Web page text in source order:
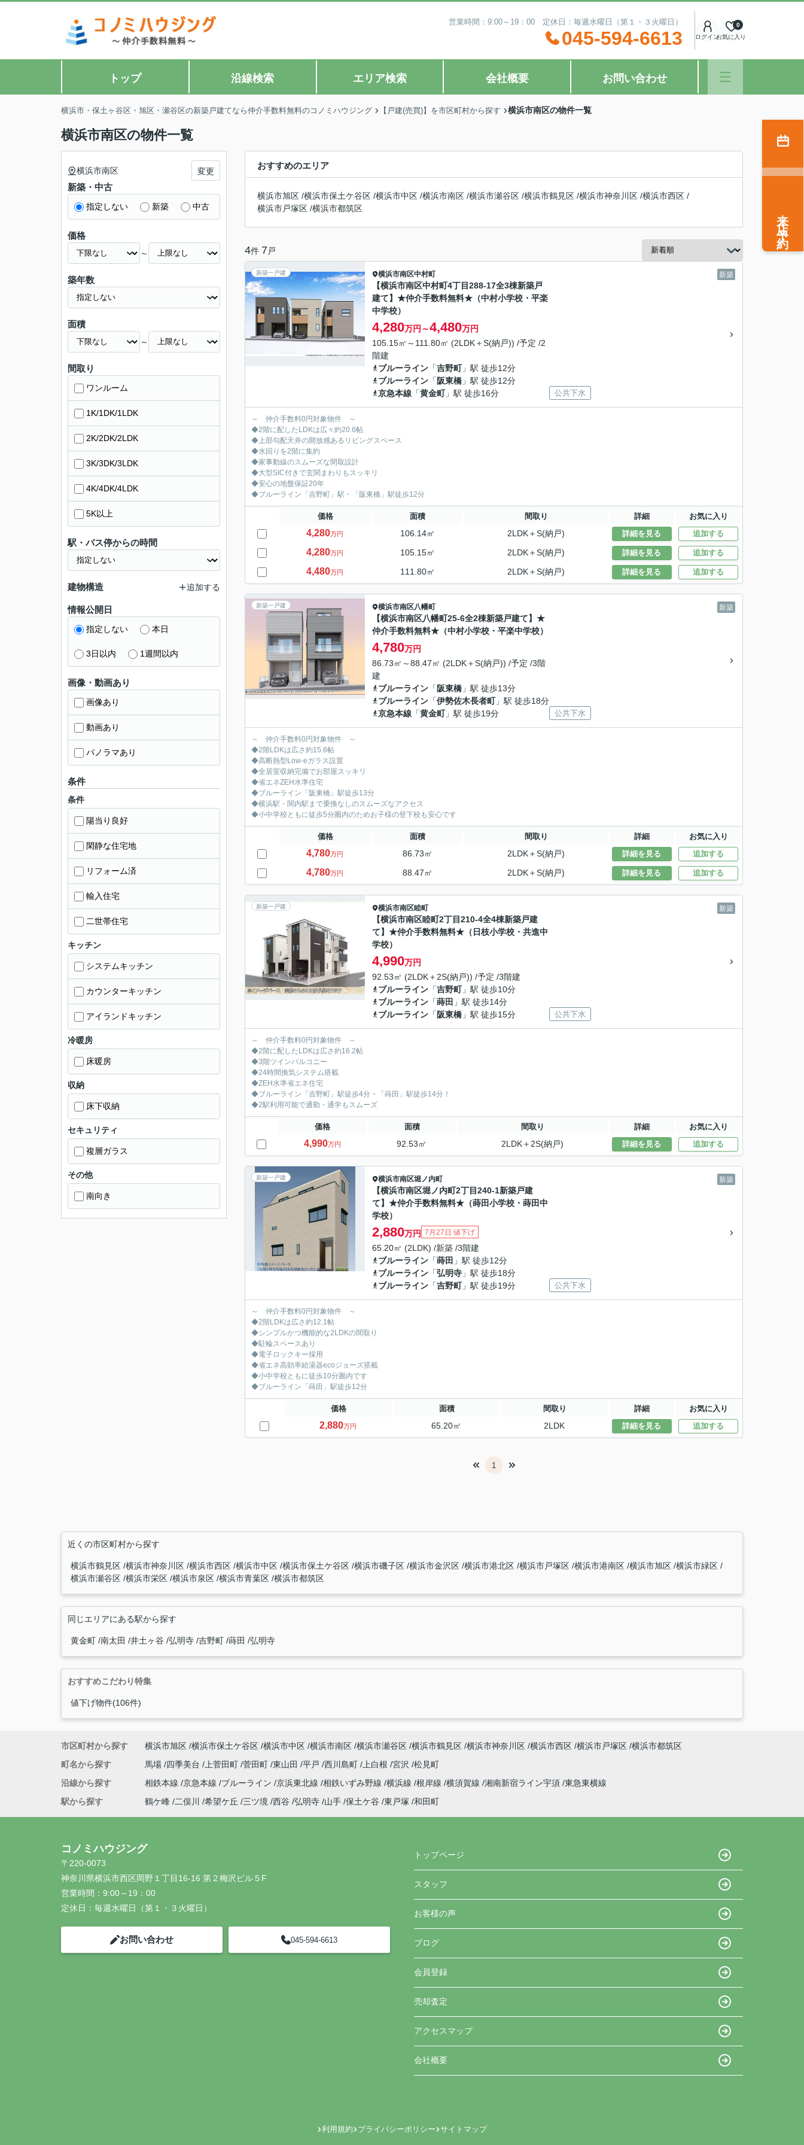
営業時間：9:00～19：00 定休日：毎週水曜日（第１・３火曜日）
045-594-6613 ログインお気に入り
0
トップ 沿線検索 エリア検索 会社概要 お問い合わせ
横浜市・保土ヶ谷区・旭区・瀬谷区の新築戸建てなら仲介手数料無料のコノミハウジング 【戸建(売買)】を市区町村から探す 横浜市南区の物件一覧
横浜市南区の物件一覧
おすすめのエリア
横浜市旭区 /横浜市保土ケ谷区 /横浜市中区 /横浜市南区 /横浜市瀬谷区 /横浜市鶴見区 /横浜市神奈川区 /横浜市西区 /
横浜市戸塚区 /横浜市都筑区
4件 7戸
新築一戸建 新築
横浜市南区中村町
【横浜市南区中村町4丁目288-17全3棟新築戸
建て】★仲介手数料無料★（中村小学校・平楽
中学校）
4,280万円～4,480万円
105.15㎡～111.80㎡ (2LDK＋S(納戸)) /予定 /2
階建
ブルーライン 「吉野町」駅 徒歩12分
ブルーライン 「 阪東橋 」駅 徒歩12分
京急本線 「黄金町」駅 徒歩16分 公共下水
～ 仲介手数料0円対象物件 ～
◆2階に配したLDKは広々約20.6帖
◆上部勾配天井の開放感あるリビングスペース
◆水回りを2階に集約
◆家事動線のスムーズな間取設計
◆大型SIC付きで玄関まわりもスッキリ
◆安心の地盤保証20年
◆ブルーライン「吉野町」駅・「阪東橋」駅徒歩12分
価格 面積 間取り 詳細 お気に入り
4,280万円 106.14㎡ 2LDK＋S(納戸) 詳細を見る 追加する
4,280万円 105.15㎡ 2LDK＋S(納戸) 詳細を見る 追加する
4,480万円 111.80㎡ 2LDK＋S(納戸) 詳細を見る 追加する
新築一戸建 新築
横浜市南区八幡町
【横浜市南区八幡町25-6全2棟新築戸建て】★
仲介手数料無料★（中村小学校・平楽中学校）
4,780万円
86.73㎡～88.47㎡ (2LDK＋S(納戸)) /予定 /3階
建
ブルーライン 「 阪東橋 」駅 徒歩13分
ブルーライン 「伊勢佐木長者町」駅 徒歩18分
京急本線 「黄金町」駅 徒歩19分 公共下水
～ 仲介手数料0円対象物件 ～
◆2階LDKは広さ約15.6帖
◆高断熱型Low-eガラス設置
◆全居室収納完備でお部屋スッキリ
◆省エネZEH水準住宅
◆ブルーライン「阪東橋」駅徒歩13分
◆横浜駅・関内駅まで乗換なしのスムーズなアクセス
◆小中学校ともに徒歩5分圏内のためお子様の登下校も安心です
価格 面積 間取り 詳細 お気に入り
4,780万円 86.73㎡ 2LDK＋S(納戸) 詳細を見る 追加する
4,780万円 88.47㎡ 2LDK＋S(納戸) 詳細を見る 追加する
新築一戸建 新築
横浜市南区睦町
【横浜市南区睦町2丁目210-4全4棟新築戸建
て】★仲介手数料無料★（日枝小学校・共進中
学校）
4,990万円
92.53㎡ (2LDK＋2S(納戸)) /予定 /3階建
ブルーライン 「吉野町」駅 徒歩10分
ブルーライン 「蒔田 」駅 徒歩14分
ブルーライン 「 阪東橋 」駅 徒歩15分 公共下水
～ 仲介手数料0円対象物件 ～
◆2階に配したLDKは広さ約16.2帖
◆3階ツインバルコニー
◆24時間換気システム搭載
◆ZEH水準省エネ住宅
◆ブルーライン「吉野町」駅徒歩4分・「蒔田」駅徒歩14分！
◆2駅利用可能で通勤・通学もスムーズ
価格 面積 間取り 詳細 お気に入り
4,990万円 92.53㎡ 2LDK＋2S(納戸) 詳細を見る 追加する
新築一戸建 新築
横浜市南区堀ノ内町
【横浜市南区堀ノ内町2丁目240-1新築戸建
て】★仲介手数料無料★（蒔田小学校・蒔田中
学校）
2,880万円 7月27日 値下げ
65.20㎡ (2LDK) /新築 /3階建
ブルーライン 「蒔田 」駅 徒歩12分
ブルーライン 「弘明寺 」駅 徒歩18分
ブルーライン 「吉野町」駅 徒歩19分 公共下水
～ 仲介手数料0円対象物件 ～
◆2階LDKは広さ約12.1帖
◆シンプルかつ機能的な2LDKの間取り
◆駐輪スペースあり
◆電子ロックキー採用
◆省エネ高効率給湯器ecoジョーズ搭載
◆小中学校ともに徒歩10分圏内です
◆ブルーライン「蒔田」駅徒歩12分
価格 面積 間取り 詳細 お気に入り
2,880万円 65.20㎡ 2LDK 詳細を見る 追加する
1
横浜市南区 変更
新築・中古
指定しない 新築 中古
価格
～
築年数
面積
～
間取り
ワンルーム
1K/1DK/1LDK
2K/2DK/2LDK
3K/3DK/3LDK
4K/4DK/4LDK
5K以上
駅・バス停からの時間
建物構造 追加する
情報公開日
指定しない 本日
3日以内 1週間以内
画像・動画あり
画像あり
動画あり
パノラマあり
条件
条件
陽当り良好
閑静な住宅地
リフォーム済
輸入住宅
二世帯住宅
キッチン
システムキッチン
カウンターキッチン
アイランドキッチン
冷暖房
床暖房
収納
床下収納
セキュリティ
複層ガラス
その他
南向き
近くの市区町村から探す
横浜市鶴見区 横浜市神奈川区 横浜市西区 横浜市中区 横浜市保土ケ谷区 横浜市磯子区 横浜市金沢区 横浜市港北区 横浜市戸塚区 横浜市港南区 横浜市旭区 横浜市緑区
横浜市瀬谷区 横浜市栄区 横浜市泉区 横浜市青葉区 横浜市都筑区
同じエリアにある駅から探す
黄金町 南太田 井土ヶ谷 弘明寺 吉野町 蒔田 弘明寺
おすすめこだわり特集
値下げ物件(106件)
来店予約
市区町村から探す 横浜市旭区 横浜市保土ケ谷区 横浜市中区 横浜市南区 横浜市瀬谷区 横浜市鶴見区 横浜市神奈川区 横浜市西区 横浜市戸塚区 横浜市都筑区
町名から探す
馬場 四季美台 上菅田町 菅田町 東山田 平戸 西川島町 上白根 宮沢
松見町
沿線から探す
相鉄本線 京急本線 ブルーライン 京浜東北線 相鉄いずみ野線 横浜線 根岸線 横須賀線 湘南新宿ライン宇須 東急東横線
駅から探す
鶴ケ峰 二俣川 希望ケ丘 三ツ境 西谷 弘明寺 山手 保土ケ谷 東戸塚 和田町
コノミハウジング
〒220-0073
神奈川県横浜市西区岡野１丁目16-16 第２梅沢ビル５F
営業時間： 9:00～19：00
定休日： 毎週水曜日（第１・３火曜日）
お問い合わせ 045-594-6613
トップページ
スタッフ
お客様の声
ブログ
会員登録
売却査定
アクセスマップ
会社概要
利用規約 プライバシーポリシー サイトマップ